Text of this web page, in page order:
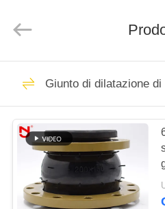
CASA
PRODOTTI
MOSTRA
VR
Songjiang
Jingning
Co.,Ltd..
Reserved.
Giunto di
di gomma
singola
Giunto di dilatazione di